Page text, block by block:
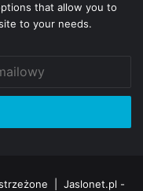
that allow you to
to your needs.
| Jaslonet.pl -